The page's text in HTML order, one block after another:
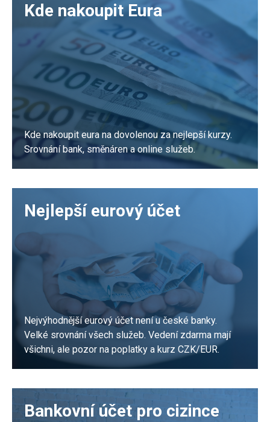
Kde nakoupit Eura
Kde nakoupit eura na dovolenou za nejlepší kurzy.
Srovnání bank, směnáren a online služeb.
Nejlepší eurový účet
Nejvýhodnější eurový účet není u české banky.
Velké srovnání všech služeb. Vedení zdarma mají
všichni, ale pozor na poplatky a kurz CZK/EUR.
Bankovní účet pro cizince